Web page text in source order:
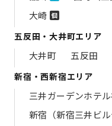
大崎 個
五反田・大井町エリア
大井町 五反田
新宿・西新宿エリア
三井ガーデンホテ
新宿（新宿三井ビル